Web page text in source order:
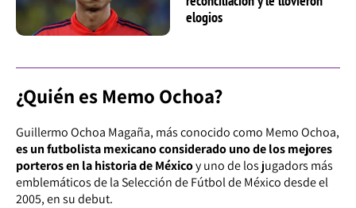
elogios
¿Quién es Memo Ochoa?
Guillermo Ochoa Magaña, más conocido como Memo Ochoa,
es un futbolista mexicano considerado uno de los mejores
porteros en la historia de Méxicoy uno de los jugadors más
emblemáticos de la Selección de Fútbol de México desde el
2005, en su debut.